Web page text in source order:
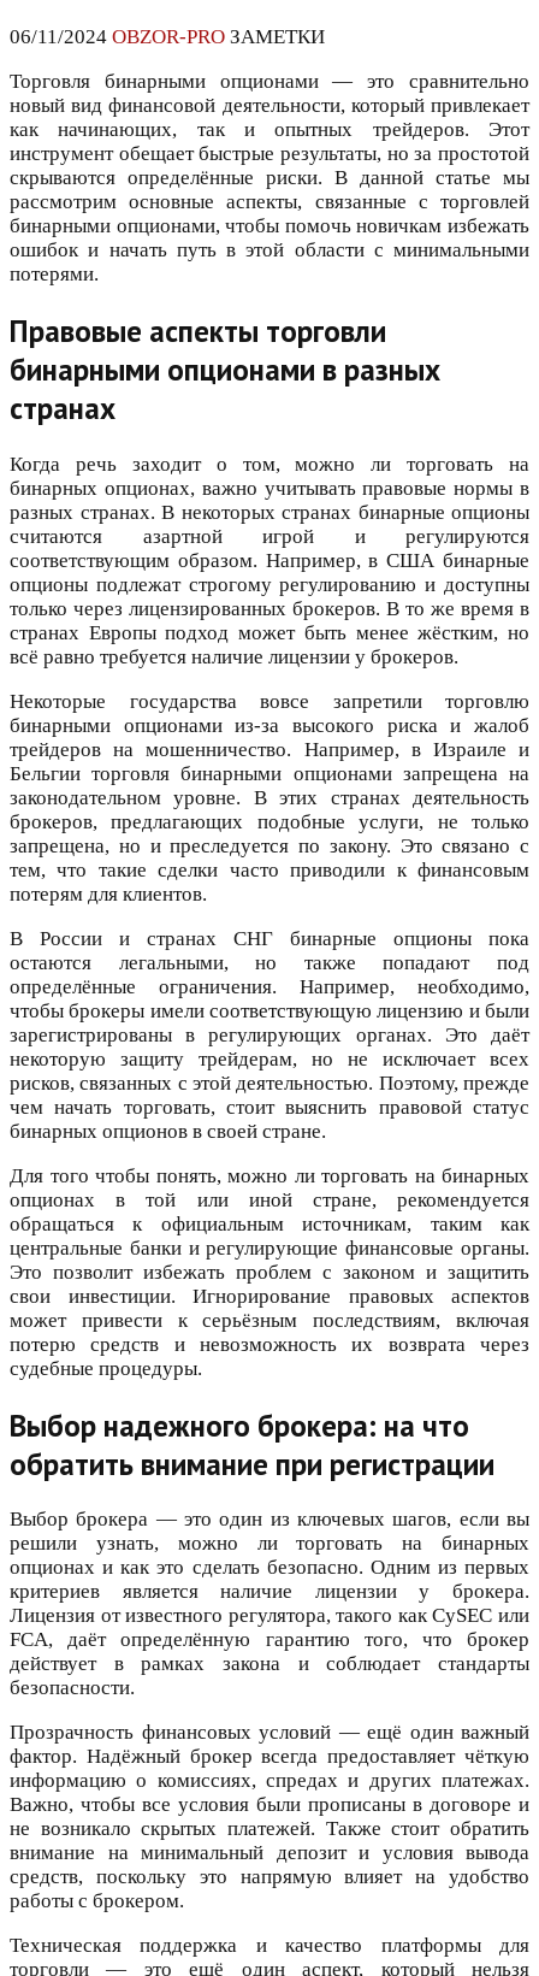
06/11/2024 OBZOR-PRO ЗАМЕТКИ
Торговля бинарными опционами — это сравнительно
новый вид финансовой деятельности, который привлекает
как начинающих, так и опытных трейдеров. Этот
инструмент обещает быстрые результаты, но за простотой
скрываются определённые риски. В данной статье мы
рассмотрим основные аспекты, связанные с торговлей
бинарными опционами, чтобы помочь новичкам избежать
ошибок и начать путь в этой области с минимальными
потерями.
Правовые аспекты торговли
бинарными опционами в разных
странах
Когда речь заходит о том, можно ли торговать на
бинарных опционах, важно учитывать правовые нормы в
разных странах. В некоторых странах бинарные опционы
считаются азартной игрой и регулируются
соответствующим образом. Например, в США бинарные
опционы подлежат строгому регулированию и доступны
только через лицензированных брокеров. В то же время в
странах Европы подход может быть менее жёстким, но
всё равно требуется наличие лицензии у брокеров.
Некоторые государства вовсе запретили торговлю
бинарными опционами из-за высокого риска и жалоб
трейдеров на мошенничество. Например, в Израиле и
Бельгии торговля бинарными опционами запрещена на
законодательном уровне. В этих странах деятельность
брокеров, предлагающих подобные услуги, не только
запрещена, но и преследуется по закону. Это связано с
тем, что такие сделки часто приводили к финансовым
потерям для клиентов.
В России и странах СНГ бинарные опционы пока
остаются легальными, но также попадают под
определённые ограничения. Например, необходимо,
чтобы брокеры имели соответствующую лицензию и были
зарегистрированы в регулирующих органах. Это даёт
некоторую защиту трейдерам, но не исключает всех
рисков, связанных с этой деятельностью. Поэтому, прежде
чем начать торговать, стоит выяснить правовой статус
бинарных опционов в своей стране.
Для того чтобы понять, можно ли торговать на бинарных
опционах в той или иной стране, рекомендуется
обращаться к официальным источникам, таким как
центральные банки и регулирующие финансовые органы.
Это позволит избежать проблем с законом и защитить
свои инвестиции. Игнорирование правовых аспектов
может привести к серьёзным последствиям, включая
потерю средств и невозможность их возврата через
судебные процедуры.
Выбор надежного брокера: на что
обратить внимание при регистрации
Выбор брокера — это один из ключевых шагов, если вы
решили узнать, можно ли торговать на бинарных
опционах и как это сделать безопасно. Одним из первых
критериев является наличие лицензии у брокера.
Лицензия от известного регулятора, такого как CySEC или
FCA, даёт определённую гарантию того, что брокер
действует в рамках закона и соблюдает стандарты
безопасности.
Прозрачность финансовых условий — ещё один важный
фактор. Надёжный брокер всегда предоставляет чёткую
информацию о комиссиях, спредах и других платежах.
Важно, чтобы все условия были прописаны в договоре и
не возникало скрытых платежей. Также стоит обратить
внимание на минимальный депозит и условия вывода
средств, поскольку это напрямую влияет на удобство
работы с брокером.
Техническая поддержка и качество платформы для
торговли — это ещё один аспект, который нельзя